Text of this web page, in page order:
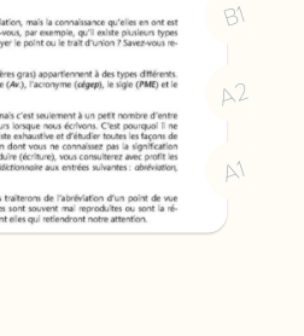
B1
A2
A1